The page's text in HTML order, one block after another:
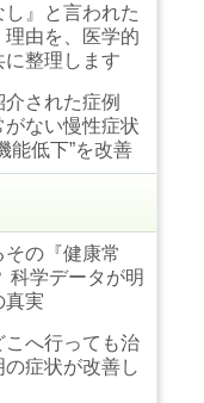
』と言われた
由を、医学的
に整理します
された症例
ない慢性症状
能低下”を改善
の『健康常
科学データが明
真実
こへ行っても治
症状が改善し